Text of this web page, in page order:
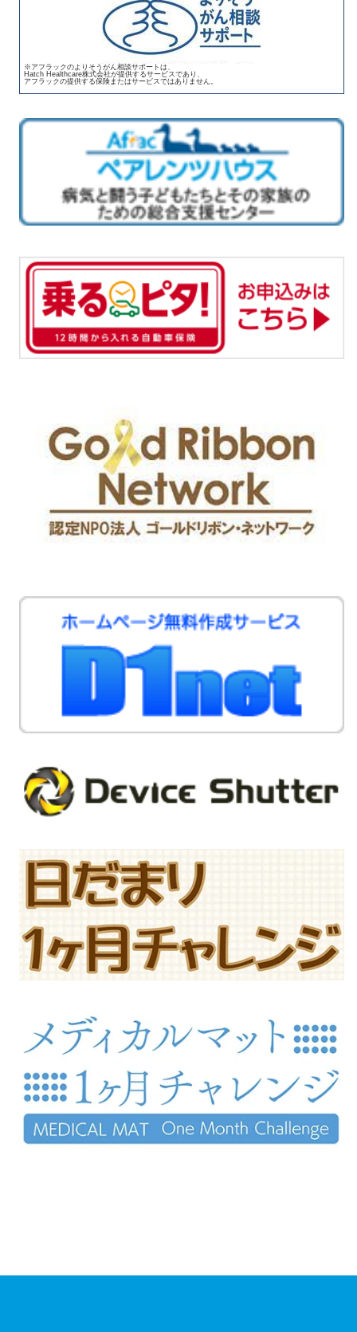
※アフラックのよりそうがん相談サポートは、
Hatch Healthcare株式会社が提供するサービスであり、
アフラックの提供する保険またはサービスではありません。